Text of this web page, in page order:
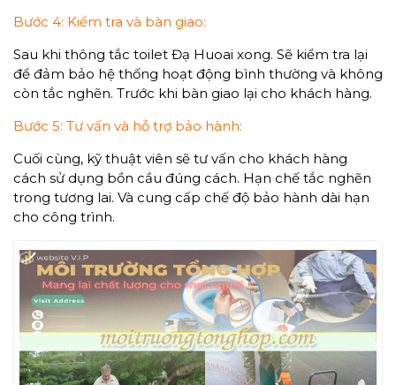
Bước 4: Kiểm tra và bàn giao:
Sau khi thông tắc toilet Đạ Huoai xong. Sẽ kiểm tra lại
để đảm bảo hệ thống hoạt động bình thường và không
còn tắc nghẽn. Trước khi bàn giao lại cho khách hàng.
Bước 5: Tư vấn và hỗ trợ bảo hành:
Cuối cùng, kỹ thuật viên sẽ tư vấn cho khách hàng
cách sử dụng bồn cầu đúng cách. Hạn chế tắc nghẽn
trong tương lai. Và cung cấp chế độ bảo hành dài hạn
cho công trình.